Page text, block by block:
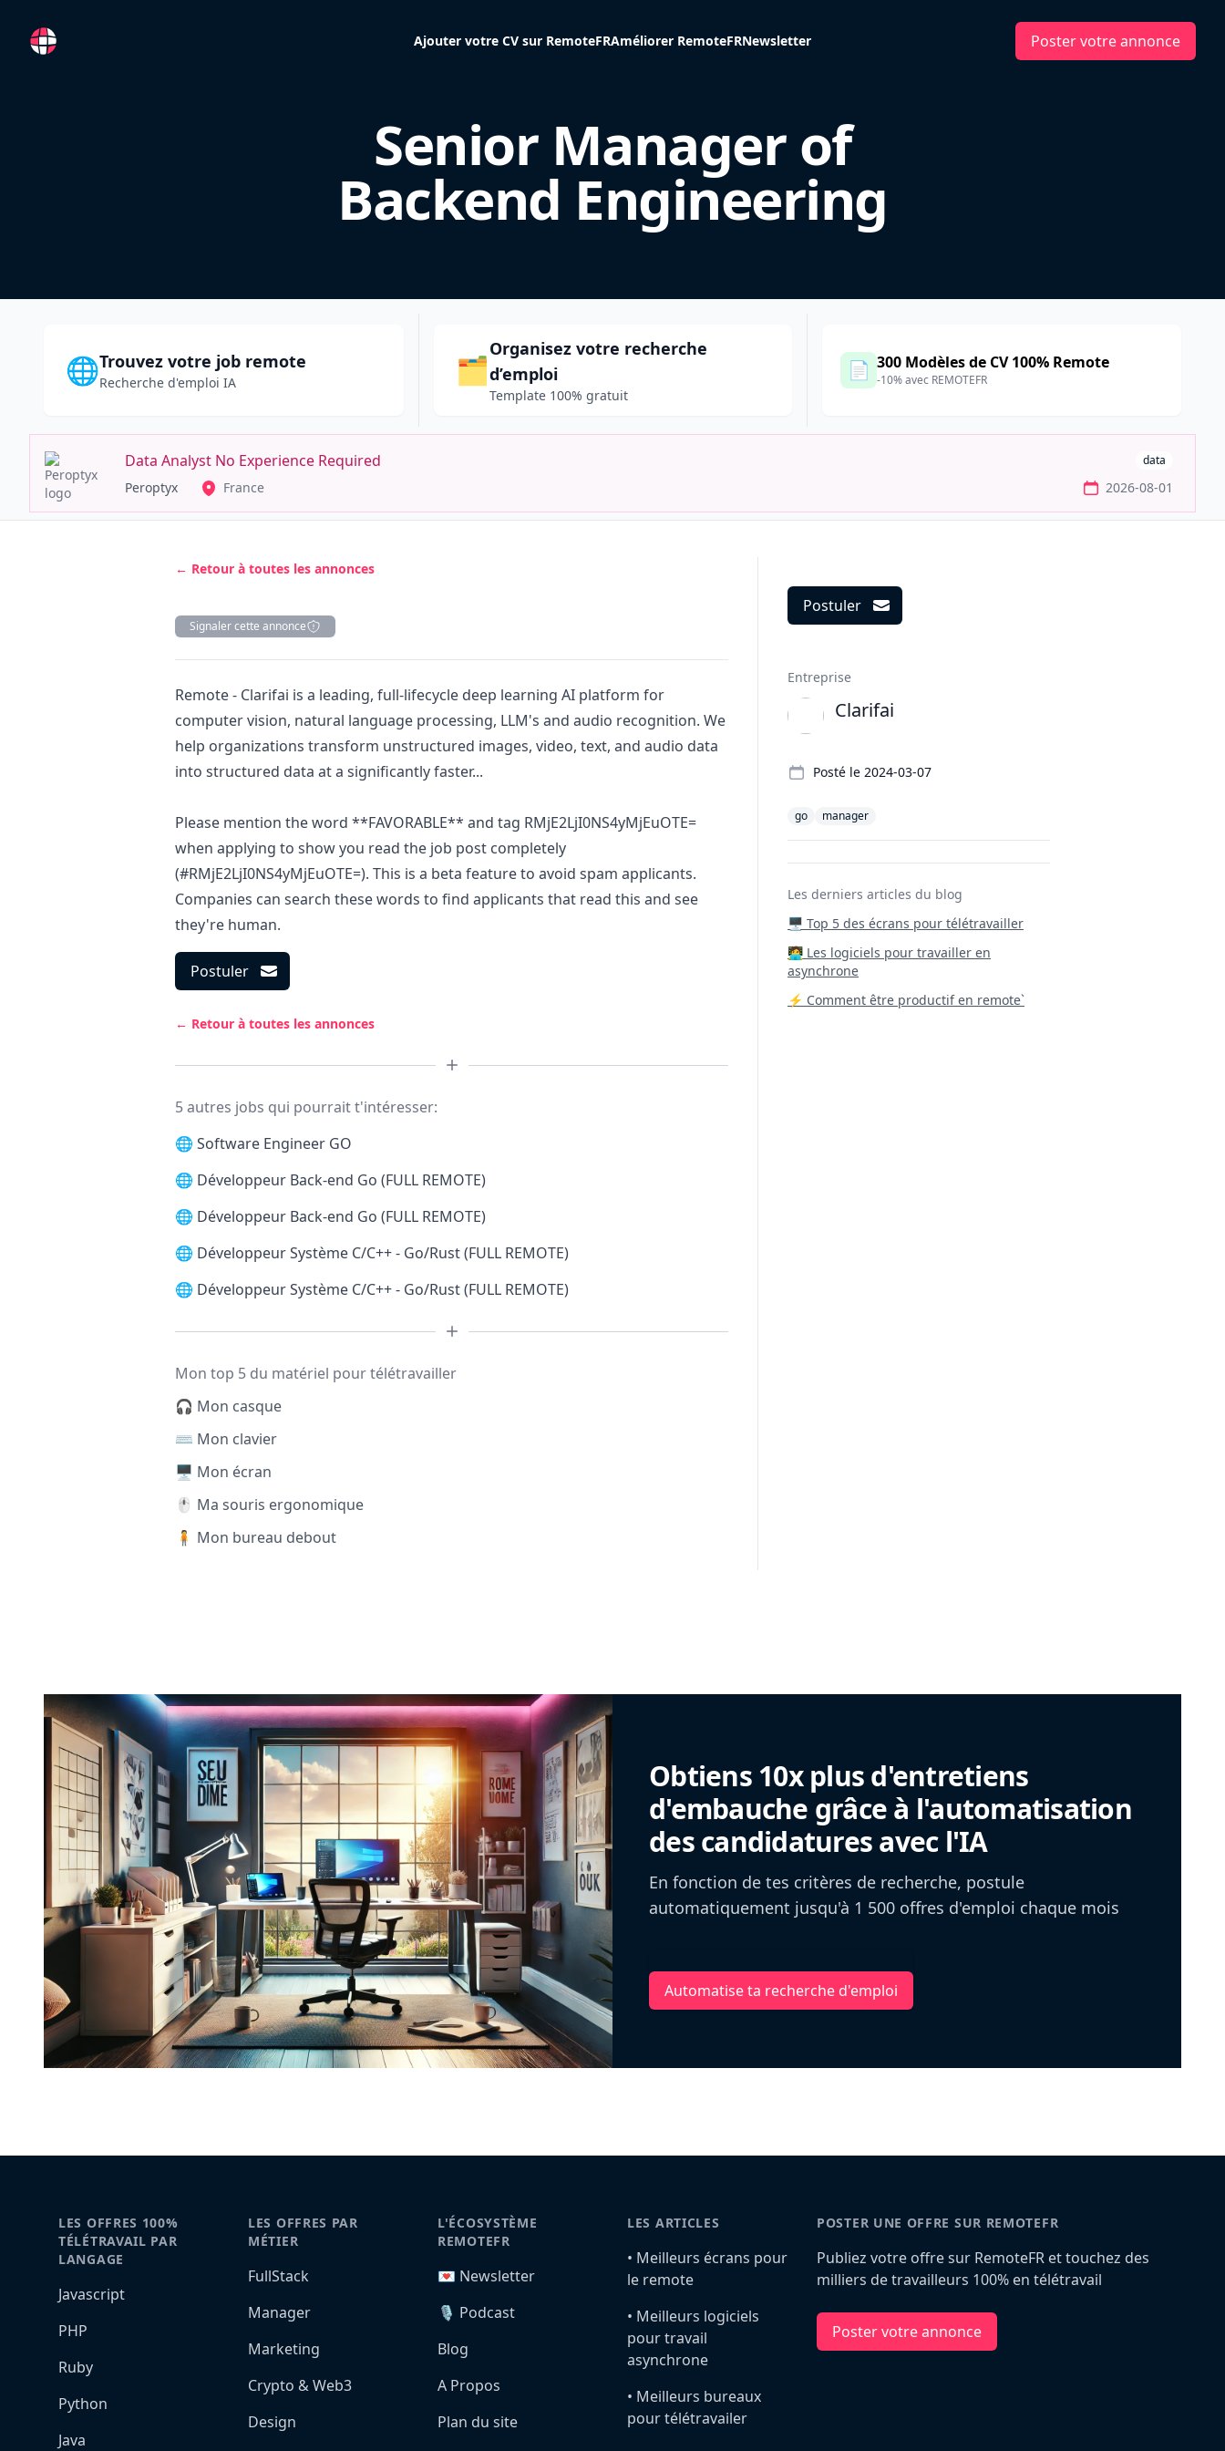
RemoteFR Ajouter votre CV sur RemoteFRAméliorer RemoteFRNewsletter Poster votre annonce
Senior Manager of
Backend Engineering
🌐Trouvez votre job remote
Recherche d'emploi IA 🗂️
Organisez votre recherche
d’emploi
Template 100% gratuit
📄 300 Modèles de CV 100% Remote
-10% avec REMOTEFR
Data Analyst No Experience Required data
Peroptyx France 2026-08-01
← Retour à toutes les annonces
Signaler cette annonce
Description
Remote - Clarifai is a leading, full-lifecycle deep learning AI platform for
computer vision, natural language processing, LLM's and audio recognition. We
help organizations transform unstructured images, video, text, and audio data
into structured data at a significantly faster...
Please mention the word **FAVORABLE** and tag RMjE2LjI0NS4yMjEuOTE=
when applying to show you read the job post completely
(#RMjE2LjI0NS4yMjEuOTE=). This is a beta feature to avoid spam applicants.
Companies can search these words to find applicants that read this and see
they're human.
Postuler
← Retour à toutes les annonces
5 autres jobs qui pourrait t'intéresser:
🌐 Software Engineer GO
🌐 Développeur Back-end Go (FULL REMOTE)
🌐 Développeur Back-end Go (FULL REMOTE)
🌐 Développeur Système C/C++ - Go/Rust (FULL REMOTE)
🌐 Développeur Système C/C++ - Go/Rust (FULL REMOTE)
Mon top 5 du matériel pour télétravailler
🎧 Mon casque
⌨️ Mon clavier
🖥️ Mon écran
🖱️ Ma souris ergonomique
🧍 Mon bureau debout
Postuler
Entreprise
Clarifai
Posté le 2024-03-07
go manager
Les derniers articles du blog
🖥️ Top 5 des écrans pour télétravailler
‍🧑‍💻 Les logiciels pour travailler en
asynchrone
⚡ Comment être productif en remote`
Obtiens 10x plus d'entretiens
d'embauche grâce à l'automatisation
des candidatures avec l'IA
En fonction de tes critères de recherche, postule
automatiquement jusqu'à 1 500 offres d'emploi chaque mois
Automatise ta recherche d'emploi
LES OFFRES 100%
TÉLÉTRAVAIL PAR
LANGAGE
Javascript
PHP
Ruby
Python
Java
LES OFFRES PAR
MÉTIER
FullStack
Manager
Marketing
Crypto & Web3
Design
L'ÉCOSYSTÈME
REMOTEFR
💌 Newsletter
🎙️ Podcast
Blog
A Propos
Plan du site
LES ARTICLES
•️ Meilleurs écrans pour
le remote
•️ Meilleurs logiciels
pour travail
asynchrone
•️ Meilleurs bureaux
pour télétravailer
POSTER UNE OFFRE SUR REMOTEFR
Publiez votre offre sur RemoteFR et touchez des
milliers de travailleurs 100% en télétravail
Poster votre annonce